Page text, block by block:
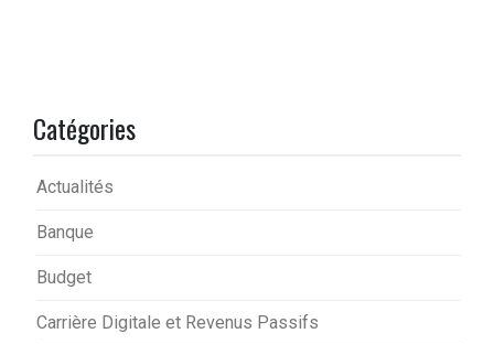
Catégories
Actualités
Banque
Budget
Carrière Digitale et Revenus Passifs